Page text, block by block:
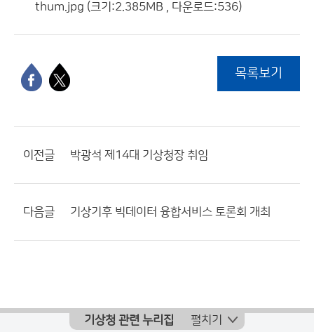
thum.jpg (크기:2.385MB , 다운로드:536)
목록보기
이전글 박광석 제14대 기상청장 취임
다음글 기상기후 빅데이터 융합서비스 토론회 개최
기상청 관련 누리집 펼치기